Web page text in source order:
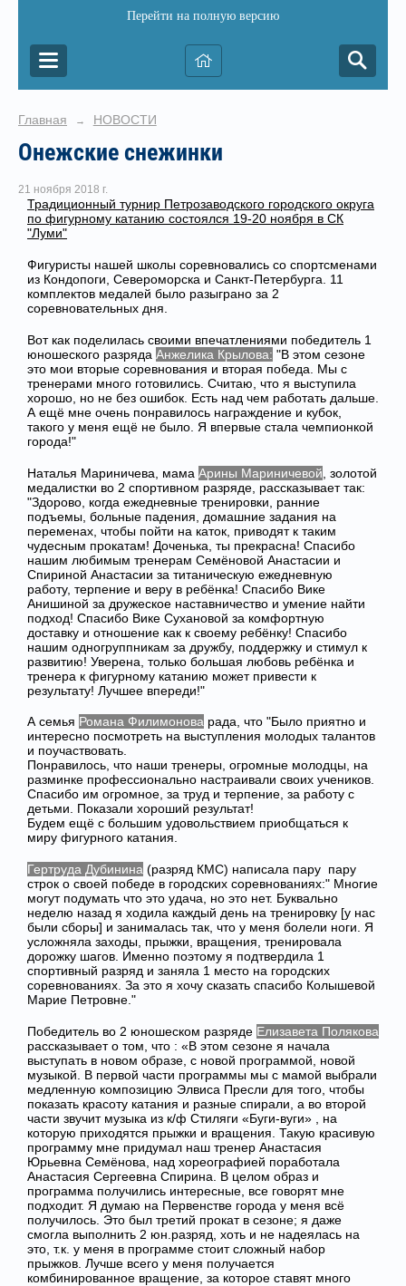
Перейти на полную версию
Главная → НОВОСТИ
Онежские снежинки
21 ноября 2018 г.
Традиционный турнир Петрозаводского городского округа
по фигурному катанию состоялся 19-20 ноября в СК
"Луми"
Фигуристы нашей школы соревновались со спортсменами
из Кондопоги, Североморска и Санкт-Петербурга. 11
комплектов медалей было разыграно за 2
соревновательных дня.
Вот как поделилась своими впечатлениями победитель 1
юношеского разряда Анжелика Крылова: "В этом сезоне
это мои вторые соревнования и вторая победа. Мы с
тренерами много готовились. Считаю, что я выступила
хорошо, но не без ошибок. Есть над чем работать дальше.
А ещё мне очень понравилось награждение и кубок,
такого у меня ещё не было. Я впервые стала чемпионкой
города!"
Наталья Мариничева, мама Арины Мариничевой , золотой
медалистки во 2 спортивном разряде, рассказывает так:
"Здорово, когда ежедневные тренировки, ранние
подъемы, больные падения, домашние задания на
переменах, чтобы пойти на каток, приводят к таким
чудесным прокатам! Доченька, ты прекрасна! Спасибо
нашим любимым тренерам Семёновой Анастасии и
Спириной Анастасии за титаническую ежедневную
работу, терпение и веру в ребёнка! Спасибо Вике
Анишиной за дружеское наставничество и умение найти
подход! Спасибо Вике Сухановой за комфортную
доставку и отношение как к своему ребёнку! Спасибо
нашим одногруппникам за дружбу, поддержку и стимул к
развитию! Уверена, только большая любовь ребёнка и
тренера к фигурному катанию может привести к
результату! Лучшее впереди!"
А семья Романа Филимонова рада, что "Было приятно и
интересно посмотреть на выступления молодых талантов
и поучаствовать.
Понравилось, что наши тренеры, огромные молодцы, на
разминке профессионально настраивали своих учеников.
Спасибо им огромное, за труд и терпение, за работу с
детьми. Показали хороший результат!
Будем ещё с большим удовольствием приобщаться к
миру фигурного катания.
Гертруда Дубинина (разряд КМС) написала пару пару
строк о своей победе в городских соревнованиях:" Многие
могут подумать что это удача, но это нет. Буквально
неделю назад я ходила каждый день на тренировку [у нас
были сборы] и занималась так, что у меня болели ноги. Я
усложняла заходы, прыжки, вращения, тренировала
дорожку шагов. Именно поэтому я подтвердила 1
спортивный разряд и заняла 1 место на городских
соревнованиях. За это я хочу сказать спасибо Колышевой
Марие Петровне."
Победитель во 2 юношеском разряде Елизавета Полякова
рассказывает о том, что : «В этом сезоне я начала
выступать в новом образе, с новой программой, новой
музыкой. В первой части программы мы с мамой выбрали
медленную композицию Элвиса Пресли для того, чтобы
показать красоту катания и разные спирали, а во второй
части звучит музыка из к/ф Стиляги «Буги-вуги» , на
которую приходятся прыжки и вращения. Такую красивую
программу мне придумал наш тренер Анастасия
Юрьевна Семёнова, над хореографией поработала
Анастасия Сергеевна Спирина. В целом образ и
программа получились интересные, все говорят мне
подходит. Я думаю на Первенстве города у меня всё
получилось. Это был третий прокат в сезоне; я даже
смогла выполнить 2 юн.разряд, хоть и не надеялась на
это, т.к. у меня в программе стоит сложный набор
прыжков. Лучше всего у меня получается
комбинированное вращение, за которое ставят много